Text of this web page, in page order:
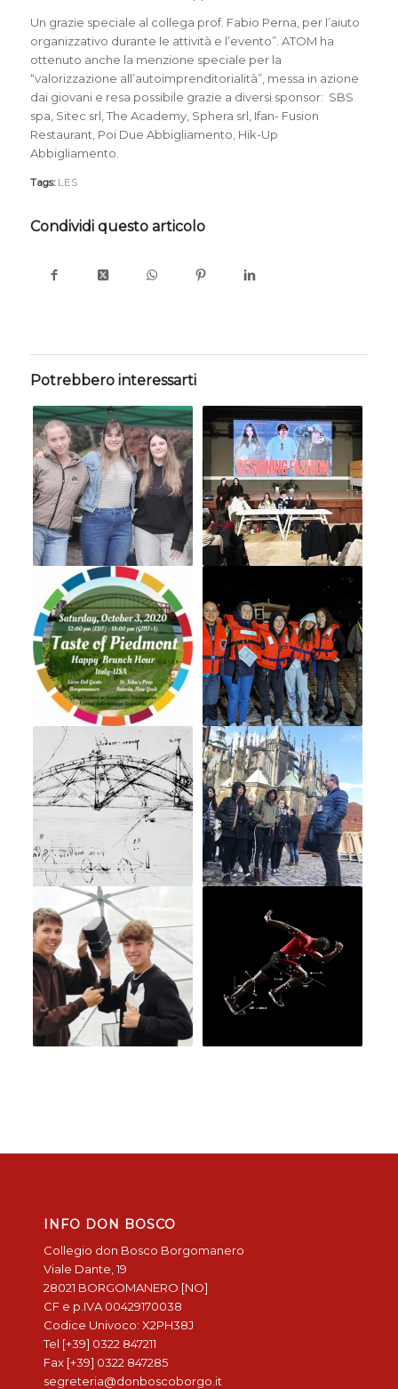
Un grazie speciale al collega prof. Fabio Perna, per l’aiuto
organizzativo durante le attività e l’evento”. ATOM ha
ottenuto anche la menzione speciale per la
“valorizzazione all’autoimprenditorialità”, messa in azione
dai giovani e resa possibile grazie a diversi sponsor: SBS
spa, Sitec srl, The Academy, Sphera srl, Ifan- Fusion
Restaurant, Poi Due Abbigliamento, Hik-Up
Abbigliamento.
Tags: LES
Condividi questo articolo
Potrebbero interessarti
INFO DON BOSCO
Collegio don Bosco Borgomanero
Viale Dante, 19
28021 BORGOMANERO [NO]
CF e p.IVA 00429170038
Codice Univoco: X2PH38J
Tel [+39] 0322 847211
Fax [+39] 0322 847285
segreteria@donboscoborgo.it